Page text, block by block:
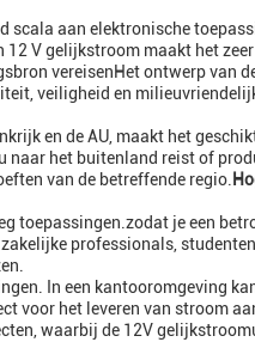
scala aan elektronische
V gelijkstroom maakt het
vereisenHet ontwerp van
veiligheid en
en de AU, maakt het
naar het buitenland reist of
van de betreffende regio.
toepassingen.zodat je een
professionals,
In een kantooromgeving
voor het leveren van stroom
waarbij de 12V